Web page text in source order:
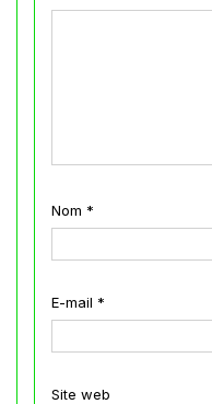
Nom *
E-mail *
Site web